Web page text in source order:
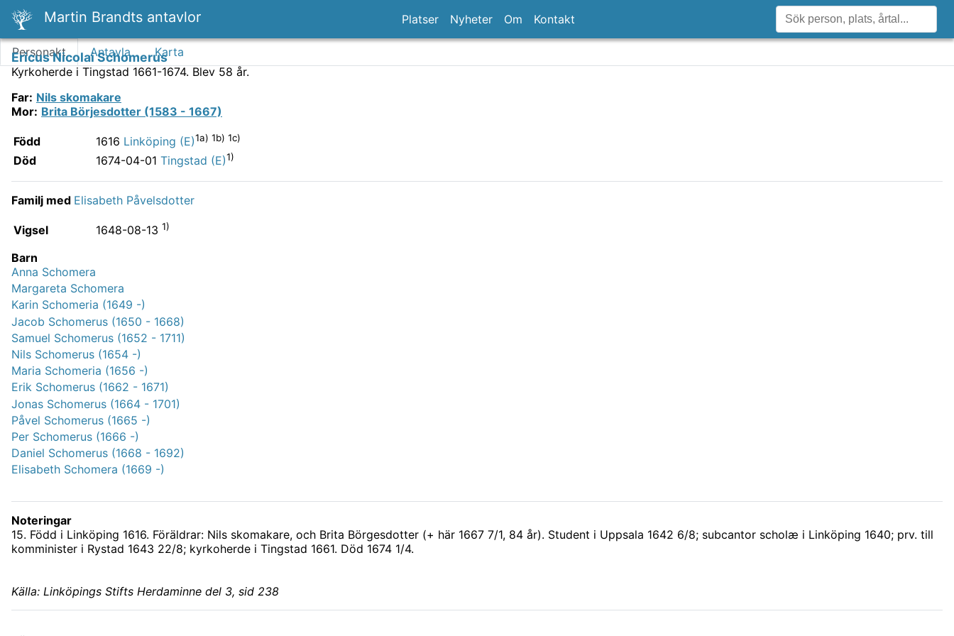
Martin Brandts antavlor Platser Nyheter Om Kontakt
Personakt Antavla Karta
Ericus Nicolai Schomerus
Kyrkoherde i Tingstad 1661-1674. Blev 58 år.
Far: Nils skomakare
Mor: Brita Börjesdotter (1583 - 1667)
Född 1616 Linköping (E)1a) 1b) 1c)
Död 1674-04-01 Tingstad (E)1)
Familj med Elisabeth Påvelsdotter
Vigsel 1648-08-13 1)
Barn
Anna Schomera
Margareta Schomera
Karin Schomeria (1649 -)
Jacob Schomerus (1650 - 1668)
Samuel Schomerus (1652 - 1711)
Nils Schomerus (1654 -)
Maria Schomeria (1656 -)
Erik Schomerus (1662 - 1671)
Jonas Schomerus (1664 - 1701)
Påvel Schomerus (1665 -)
Per Schomerus (1666 -)
Daniel Schomerus (1668 - 1692)
Elisabeth Schomera (1669 -)
Noteringar
15. Född i Linköping 1616. Föräldrar: Nils skomakare, och Brita Börgesdotter (+ här 1667 7/1, 84 år). Student i Uppsala 1642 6/8; subcantor scholæ i Linköping 1640; prv. till
komminister i Rystad 1643 22/8; kyrkoherde i Tingstad 1661. Död 1674 1/4.
Källa: Linköpings Stifts Herdaminne del 3, sid 238